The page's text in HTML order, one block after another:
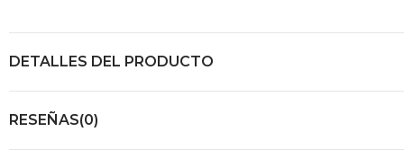
DETALLES DEL PRODUCTO
RESEÑAS(0)